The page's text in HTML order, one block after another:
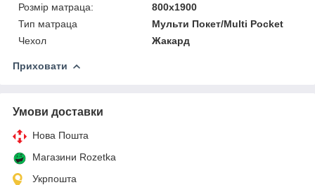
Розмір матраца:
800x1900
Тип матраца
Мульти Покет/Multi Pocket
Чехол
Жакард
Приховати
Умови доставки
Нова Пошта
Магазини Rozetka
Укрпошта